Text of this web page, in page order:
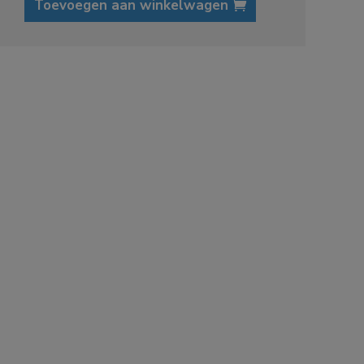
Toevoegen aan winkelwagen